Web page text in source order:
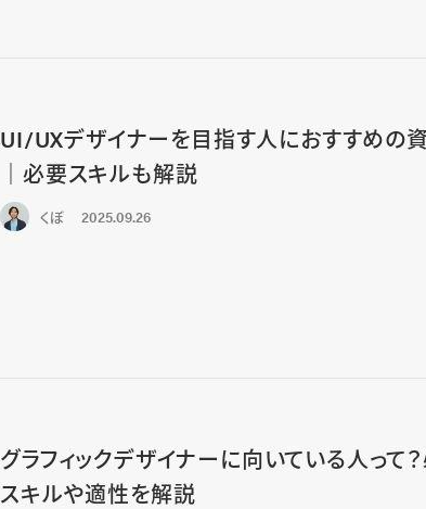
UI/UXデザイナーを目指す人におすすめの
｜必要スキルも解説
くぼ 2025.09.26
グラフィックデザイナーに向いている人って
スキルや適性を解説